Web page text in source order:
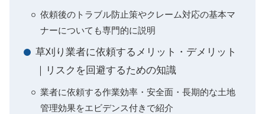
依頼後のトラブル防止策やクレーム対応の基本マ
ナーについても専門的に説明
草刈り業者に依頼するメリット・デメリット
｜リスクを回避するための知識
業者に依頼する作業効率・安全面・長期的な土地
管理効果をエビデンス付きで紹介